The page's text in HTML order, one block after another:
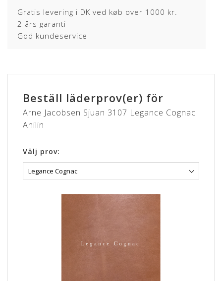
Gratis levering i DK ved køb over 1000 kr.
2 års garanti
God kundeservice
Beställ läderprov(er) för
Arne Jacobsen Sjuan 3107 Legance Cognac
Anilin
Välj prov: